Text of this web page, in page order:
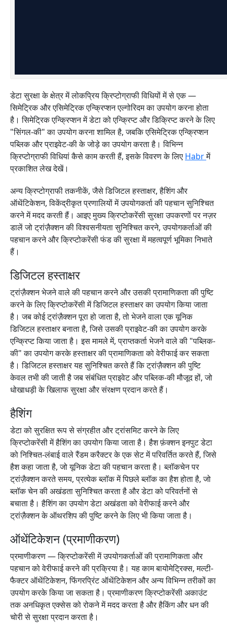
डेटा सुरक्षा के क्षेत्र में लोकप्रिय क्रिप्टोग्राफी विधियों में से एक —
सिमेट्रिक और एसिमेट्रिक एन्क्रिप्शन एल्गोरिदम का उपयोग करना होता
है। सिमेट्रिक एन्क्रिप्शन में डेटा को एन्क्रिप्ट और डिक्रिप्ट करने के लिए
"सिंगल-की" का उपयोग करना शामिल है, जबकि एसिमेट्रिक एन्क्रिप्शन
पब्लिक और प्राइवेट-की के जोड़े का उपयोग करता है। विभिन्न
क्रिप्टोग्राफी विधियां कैसे काम करती हैं, इसके विवरण के लिए Habrमें
प्रकाशित लेख देखें।
अन्य क्रिप्टोग्राफी तकनीकें, जैसे डिजिटल हस्ताक्षर, हैशिंग और
ऑथेंटिकेशन, विकेंद्रीकृत प्रणालियों में उपयोगकर्ता की पहचान सुनिश्चित
करने में मदद करती हैं। आइए मुख्य क्रिप्टोकरेंसी सुरक्षा उपकरणों पर नज़र
डालें जो ट्रांज़ैक्शन की विश्वसनीयता सुनिश्चित करने, उपयोगकर्ताओं की
पहचान करने और क्रिप्टोकरेंसी फंड की सुरक्षा में महत्वपूर्ण भूमिका निभाते
हैं।
डिजिटल हस्ताक्षर
ट्रांज़ैक्शन भेजने वाले की पहचान करने और उसकी प्रामाणिकता की पुष्टि
करने के लिए क्रिप्टोकरेंसी में डिजिटल हस्ताक्षर का उपयोग किया जाता
है। जब कोई ट्रांज़ैक्शन पूरा हो जाता है, तो भेजने वाला एक यूनिक
डिजिटल हस्ताक्षर बनाता है, जिसे उसकी प्राइवेट-की का उपयोग करके
एन्क्रिप्ट किया जाता है। इस मामले में, प्राप्तकर्ता भेजने वाले की "पब्लिक-
की" का उपयोग करके हस्ताक्षर की प्रामाणिकता को वेरीफाई कर सकता
है। डिजिटल हस्ताक्षर यह सुनिश्चित करते हैं कि ट्रांज़ैक्शन की पुष्टि
केवल तभी की जाती है जब संबंधित प्राइवेट और पब्लिक-की मौजूद हों, जो
धोखाधड़ी के खिलाफ सुरक्षा और संरक्षण प्रदान करते हैं।
हैशिंग
डेटा को सुरक्षित रूप से संग्रहीत और ट्रांसमिट करने के लिए
क्रिप्टोकरेंसी में हैशिंग का उपयोग किया जाता है। हैश फ़ंक्शन इनपुट डेटा
को निश्चित-लंबाई वाले रैंडम करैक्टर के एक सेट में परिवर्तित करते हैं, जिसे
हैश कहा जाता है, जो यूनिक डेटा की पहचान करता है। ब्लॉकचेन पर
ट्रांज़ैक्शन करते समय, प्रत्येक ब्लॉक में पिछले ब्लॉक का हैश होता है, जो
ब्लॉक चेन की अखंडता सुनिश्चित करता है और डेटा को परिवर्तनों से
बचाता है। हैशिंग का उपयोग डेटा अखंडता को वेरीफाई करने और
ट्रांज़ैक्शन के ऑथरशिप की पुष्टि करने के लिए भी किया जाता है।
ऑथेंटिकेशन (प्रमाणीकरण)
प्रमाणीकरण — क्रिप्टोकरेंसी में उपयोगकर्ताओं की प्रामाणिकता और
पहचान को वेरीफाई करने की प्रक्रिया है। यह काम बायोमेट्रिक्स, मल्टी-
फैक्टर ऑथेंटिकेशन, फिंगरप्रिंट ऑथेंटिकेशन और अन्य विभिन्न तरीकों का
उपयोग करके किया जा सकता है। प्रमाणीकरण क्रिप्टोकरेंसी अकाउंट
तक अनधिकृत एक्सेस को रोकने में मदद करता है और हैकिंग और धन की
चोरी से सुरक्षा प्रदान करता है।